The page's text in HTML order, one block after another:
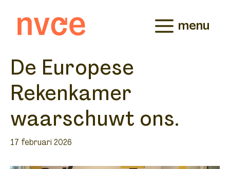
menu
De Europese
Rekenkamer
waarschuwt ons.
17 februari 2026